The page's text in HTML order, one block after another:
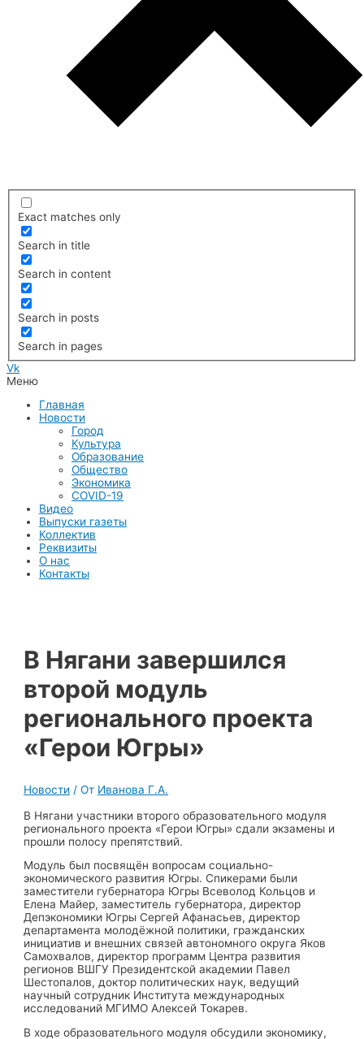
Exact matches only
Search in title
Search in content
Search in posts
Search in pages
Vk
Меню
Главная
Новости
Город
Культура
Образование
Общество
Экономика
COVID-19
Видео
Выпуски газеты
Коллектив
Реквизиты
О нас
Контакты
В Нягани завершился
второй модуль
регионального проекта
«Герои Югры»
Новости / От Иванова Г.А.
В Нягани участники второго образовательного модуля
регионального проекта «Герои Югры» сдали экзамены и
прошли полосу препятствий.
Модуль был посвящён вопросам социально-
экономического развития Югры. Спикерами были
заместители губернатора Югры Всеволод Кольцов и
Елена Майер, заместитель губернатора, директор
Депэкономики Югры Сергей Афанасьев, директор
департамента молодёжной политики, гражданских
инициатив и внешних связей автономного округа Яков
Самохвалов, директор программ Центра развития
регионов ВШГУ Президентской академии Павел
Шестопалов, доктор политических наук, ведущий
научный сотрудник Института международных
исследований МГИМО Алексей Токарев.
В ходе образовательного модуля обсудили экономику,